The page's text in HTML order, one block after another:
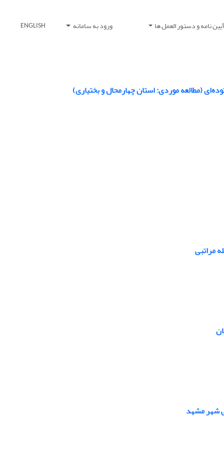
آیین نامه و دستور العمل ها ورود به سامانه ENGLISH
(مطالعه موردی: استان چهارمحال و بختیاری)
مراتبی
شهر مشهد